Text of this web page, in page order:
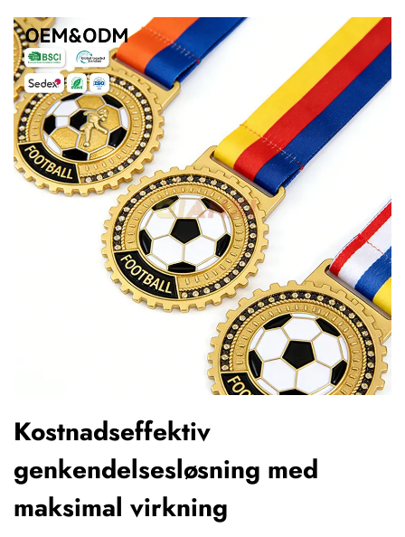
Kostnadseffektiv
genkendelsesløsning med
maksimal virkning